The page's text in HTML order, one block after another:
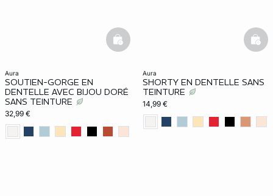
aura
SOUTIEN-GORGE EN
DENTELLE AVEC BIJOU DORÉ
SANS TEINTURE
32,99 €
basketfull
aura
SHORTY EN DENTELLE SANS
TEINTURE
14,99 €